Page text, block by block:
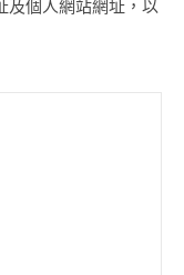
及個人網站網址，以